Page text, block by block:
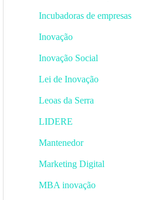
Incubadoras de empresas
Inovação
Inovação Social
Lei de Inovação
Leoas da Serra
LIDERE
Mantenedor
Marketing Digital
MBA inovação